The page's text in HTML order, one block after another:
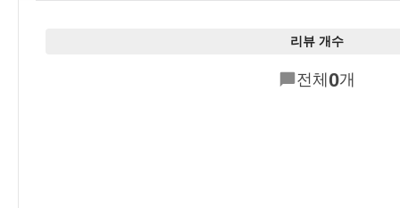
리뷰 개수
전체 0개